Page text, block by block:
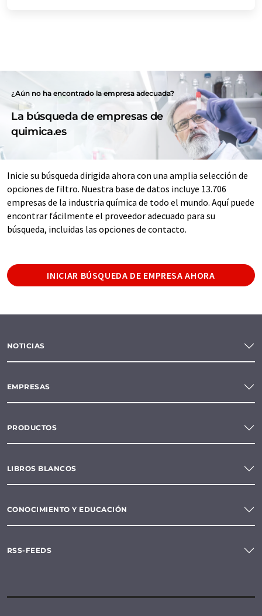
¿Aún no ha encontrado la empresa adecuada?
La búsqueda de empresas de
quimica.es
Inicie su búsqueda dirigida ahora con una amplia selección de
opciones de filtro. Nuestra base de datos incluye 13.706
empresas de la industria química de todo el mundo. Aquí puede
encontrar fácilmente el proveedor adecuado para su
búsqueda, incluidas las opciones de contacto.
INICIAR BÚSQUEDA DE EMPRESA AHORA
NOTICIAS
EMPRESAS
PRODUCTOS
LIBROS BLANCOS
CONOCIMIENTO Y EDUCACIÓN
RSS-FEEDS